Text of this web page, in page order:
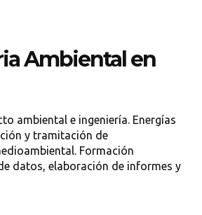
Ambiental en
ambiental e ingeniería. Energías
y tramitación de
Formación
datos, elaboración de informes y